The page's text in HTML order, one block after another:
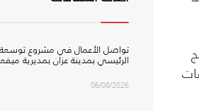
تواصل الأعمال في مشروع توسعة
الرئيسي بمدينة عزان بمديرية
06/08/2026